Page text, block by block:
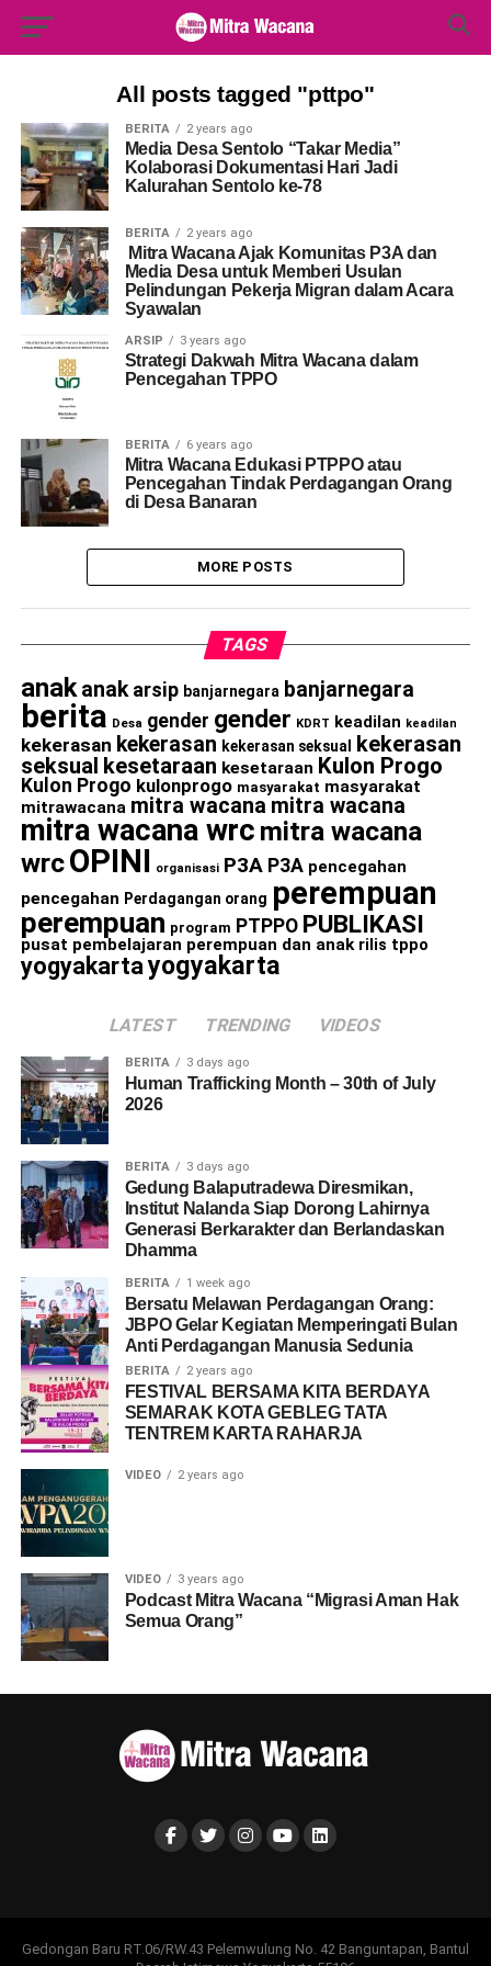
for:
All posts tagged "pttpo"
BERITA 2 years ago
Media Desa Sentolo “Takar Media”
Kolaborasi Dokumentasi Hari Jadi
Kalurahan Sentolo ke-78
BERITA 2 years ago
Mitra Wacana Ajak Komunitas P3A dan
Media Desa untuk Memberi Usulan
Pelindungan Pekerja Migran dalam Acara
Syawalan
ARSIP 3 years ago
Strategi Dakwah Mitra Wacana dalam
Pencegahan TPPO
BERITA 6 years ago
Mitra Wacana Edukasi PTPPO atau
Pencegahan Tindak Perdagangan Orang
di Desa Banaran
MORE POSTS
TAGS
anak anak arsip banjarnegara banjarnegara
berita Desa gender gender KDRT keadilan keadilan
kekerasan kekerasan kekerasan seksual
kekerasan
seksual kesetaraan kesetaraan Kulon Progo
Kulon Progo kulonprogo masyarakat masyarakat
mitrawacana mitra wacana mitra wacana
mitra wacana wrc mitra wacana
wrcOPINI organisasi P3A P3A pencegahan
pencegahan Perdagangan orang perempuan
perempuan program PTPPO PUBLIKASI
pusat pembelajaran perempuan dan anak rilis tppo
yogyakartayogyakarta
LATEST TRENDING VIDEOS
BERITA 3 days ago
Human Trafficking Month – 30th of July
2026
BERITA 3 days ago
Gedung Balaputradewa Diresmikan,
Institut Nalanda Siap Dorong Lahirnya
Generasi Berkarakter dan Berlandaskan
Dhamma
BERITA 1 week ago
Bersatu Melawan Perdagangan Orang:
JBPO Gelar Kegiatan Memperingati Bulan
Anti Perdagangan Manusia Sedunia
BERITA 2 years ago
FESTIVAL BERSAMA KITA BERDAYA
SEMARAK KOTA GEBLEG TATA
TENTREM KARTA RAHARJA
VIDEO 2 years ago
VIDEO 3 years ago
Podcast Mitra Wacana “Migrasi Aman Hak
Semua Orang”
Gedongan Baru RT.06/RW.43 Pelemwulung No. 42 Banguntapan, Bantul